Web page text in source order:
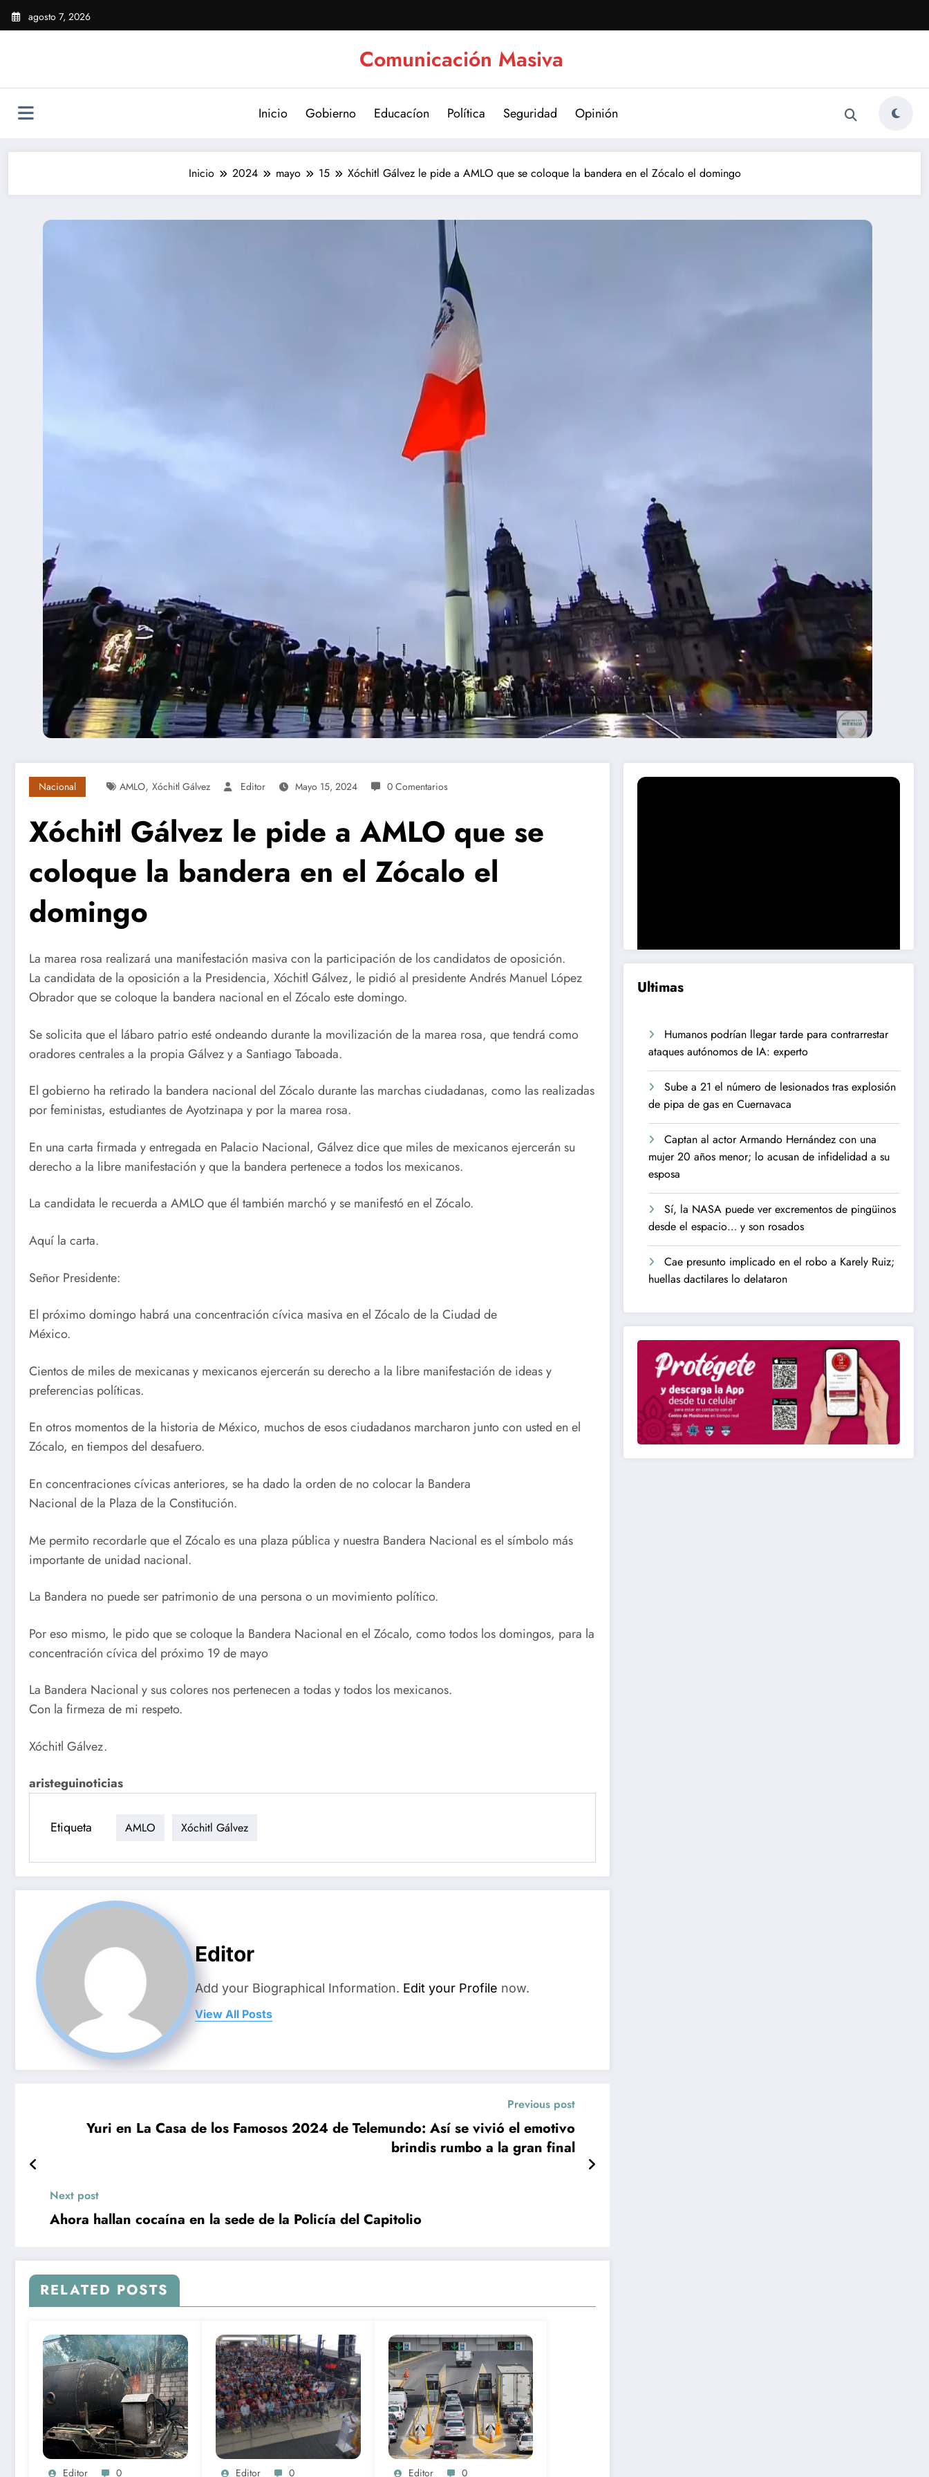
Saltar
agosto 7, 2026
Comunicación Masiva
Inicio Gobierno Educacíon Política Seguridad Opinión
Inicio 2024 mayo 15 Xóchitl Gálvez le pide a AMLO que se coloque la bandera en el Zócalo el domingo
Nacional AMLO, Xóchitl Gálvez Editor Mayo 15, 2024 0 Comentarios
Xóchitl Gálvez le pide a AMLO que se
coloque la bandera en el Zócalo el
domingo
La marea rosa realizará una manifestación masiva con la participación de los candidatos de oposición.
La candidata de la oposición a la Presidencia, Xóchitl Gálvez, le pidió al presidente Andrés Manuel López
Obrador que se coloque la bandera nacional en el Zócalo este domingo.
Se solicita que el lábaro patrio esté ondeando durante la movilización de la marea rosa, que tendrá como
oradores centrales a la propia Gálvez y a Santiago Taboada.
El gobierno ha retirado la bandera nacional del Zócalo durante las marchas ciudadanas, como las realizadas
por feministas, estudiantes de Ayotzinapa y por la marea rosa.
En una carta firmada y entregada en Palacio Nacional, Gálvez dice que miles de mexicanos ejercerán su
derecho a la libre manifestación y que la bandera pertenece a todos los mexicanos.
La candidata le recuerda a AMLO que él también marchó y se manifestó en el Zócalo.
Aquí la carta.
Señor Presidente:
El próximo domingo habrá una concentración cívica masiva en el Zócalo de la Ciudad de
México.
Cientos de miles de mexicanas y mexicanos ejercerán su derecho a la libre manifestación de ideas y
preferencias políticas.
En otros momentos de la historia de México, muchos de esos ciudadanos marcharon junto con usted en el
Zócalo, en tiempos del desafuero.
En concentraciones cívicas anteriores, se ha dado la orden de no colocar la Bandera
Nacional de la Plaza de la Constitución.
Me permito recordarle que el Zócalo es una plaza pública y nuestra Bandera Nacional es el símbolo más
importante de unidad nacional.
La Bandera no puede ser patrimonio de una persona o un movimiento político.
Por eso mismo, le pido que se coloque la Bandera Nacional en el Zócalo, como todos los domingos, para la
concentración cívica del próximo 19 de mayo
La Bandera Nacional y sus colores nos pertenecen a todas y todos los mexicanos.
Con la firmeza de mi respeto.
Xóchitl Gálvez.
aristeguinoticias
Etiqueta AMLO Xóchitl Gálvez
Editor
Add your Biographical Information. Edit your Profile now.
View All Posts
Previous post
Yuri en La Casa de los Famosos 2024 de Telemundo: Así se vivió el emotivo
brindis rumbo a la gran final
Next post
Ahora hallan cocaína en la sede de la Policía del Capitolio
RELATED POSTS
Editor 0 Editor 0 Editor 0
Ultimas
Humanos podrían llegar tarde para contrarrestar
ataques autónomos de IA: experto
Sube a 21 el número de lesionados tras explosión
de pipa de gas en Cuernavaca
Captan al actor Armando Hernández con una
mujer 20 años menor; lo acusan de infidelidad a su
esposa
Sí, la NASA puede ver excrementos de pingüinos
desde el espacio… y son rosados
Cae presunto implicado en el robo a Karely Ruiz;
huellas dactilares lo delataron